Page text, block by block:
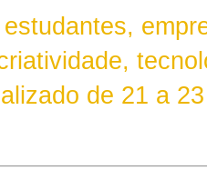
de 21 a